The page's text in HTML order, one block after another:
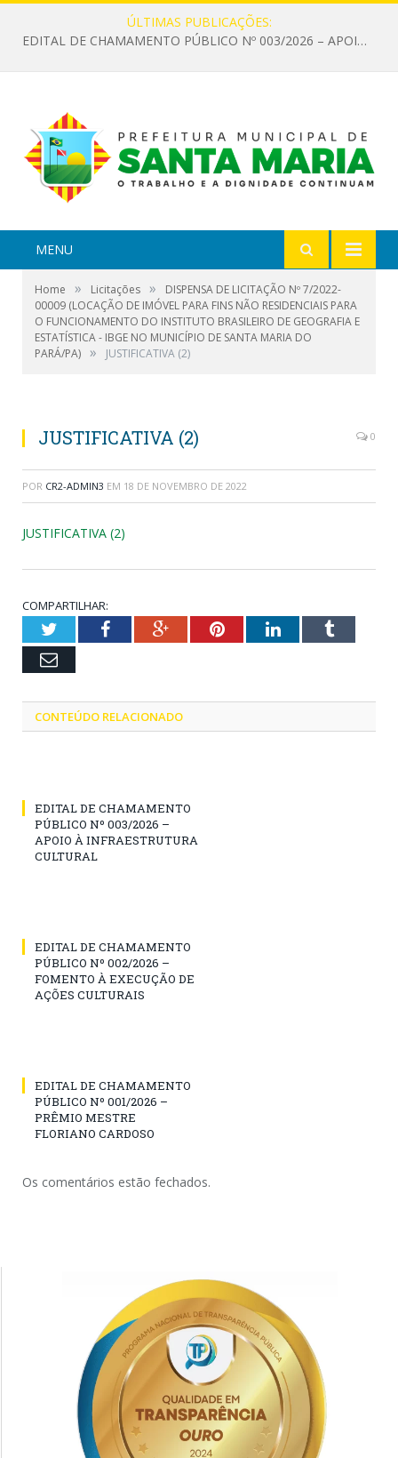
ÚLTIMAS PUBLICAÇÕES:
EDITAL DE CHAMAMENTO PÚBLICO Nº 003/2026 – APOIO À INFRAESTRUTURA CULTURAL
MENU
Home » Licitações »
DISPENSA DE LICITAÇÃO Nº 7/2022-
00009 (LOCAÇÃO DE IMÓVEL PARA FINS NÃO RESIDENCIAIS PARA
O FUNCIONAMENTO DO INSTITUTO BRASILEIRO DE GEOGRAFIA E
ESTATÍSTICA - IBGE NO MUNICÍPIO DE SANTA MARIA DO
PARÁ/PA) » JUSTIFICATIVA (2)
JUSTIFICATIVA (2) 0
POR CR2-ADMIN3 EM 18 DE NOVEMBRO DE 2022
JUSTIFICATIVA (2)
COMPARTILHAR:
TwitterFacebookGoogle+PinterestLinkedInTumblr
Email
CONTEÚDO RELACIONADO
EDITAL DE CHAMAMENTO
PÚBLICO Nº 003/2026 –
APOIO À INFRAESTRUTURA
CULTURAL
EDITAL DE CHAMAMENTO
PÚBLICO Nº 002/2026 –
FOMENTO À EXECUÇÃO DE
AÇÕES CULTURAIS
EDITAL DE CHAMAMENTO
PÚBLICO Nº 001/2026 –
PRÊMIO MESTRE
FLORIANO CARDOSO
Os comentários estão fechados.